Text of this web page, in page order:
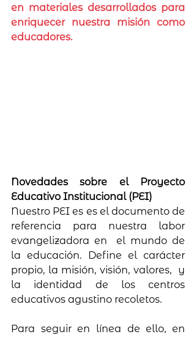
en materiales desarrollados para
enriquecer nuestra misión como
educadores.
Novedades sobre el Proyecto
Educativo Institucional (PEI)
Nuestro PEI es es el documento de
referencia para nuestra labor
evangelizadora en  el mundo de
la educación. Define el carácter
propio, la misión, visión, valores,  y
la identidad de los centros
educativos agustino recoletos.
Para seguir en línea de ello, en